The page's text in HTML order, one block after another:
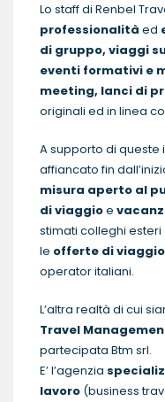
Lo staff di Renbel
professionalità ed
di gruppo, viaggi
eventi formativi e
meeting, lanci di
originali ed in linea
A supporto di
affiancato fin
misura aperto al
di viaggioe
stimati colleghi
le offerte di viaggio
operator italiani.
L’altra realtà di cui
Travel
partecipata Btm srl.
E’ l’agenzia
lavoro (business